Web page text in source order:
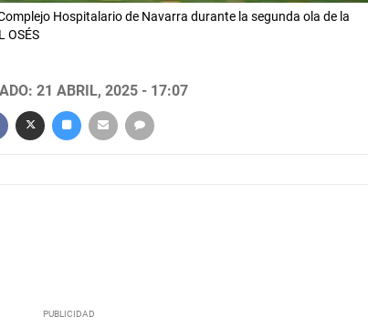
Hospitalario de Navarra durante la segunda ola de la
OSÉS
21 ABRIL, 2025 - 17:07